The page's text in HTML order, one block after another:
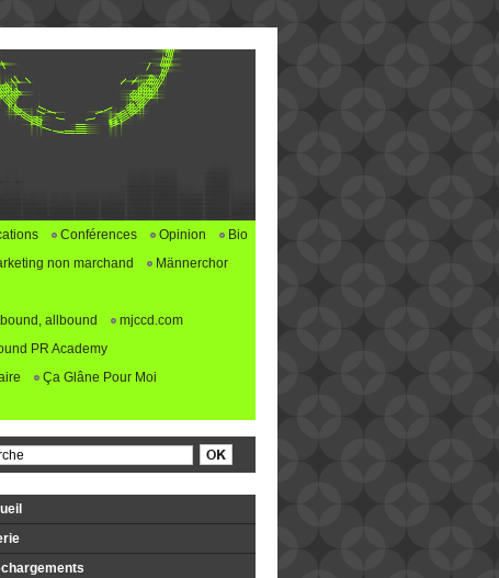
Conférences Opinion
Bio
non marchand
Männerchor
allbound
mjccd.com
PR Academy
Ça Glâne Pour Moi